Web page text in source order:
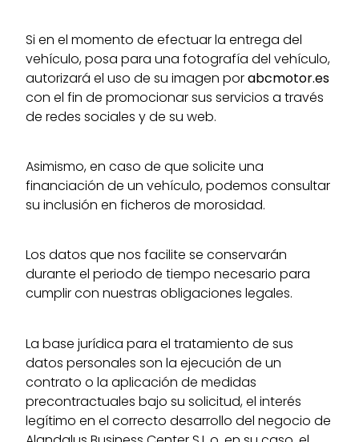
Si en el momento de efectuar la entrega del
vehículo, posa para una fotografía del vehículo,
autorizará el uso de su imagen porabcmotor.es
con el fin de promocionar sus servicios a través
de redes sociales y de su web.
Asimismo, en caso de que solicite una
financiación de un vehículo, podemos consultar
su inclusión en ficheros de morosidad.
Los datos que nos facilite se conservarán
durante el periodo de tiempo necesario para
cumplir con nuestras obligaciones legales.
La base jurídica para el tratamiento de sus
datos personales son la ejecución de un
contrato o la aplicación de medidas
precontractuales bajo su solicitud, el interés
legítimo en el correcto desarrollo del negocio de